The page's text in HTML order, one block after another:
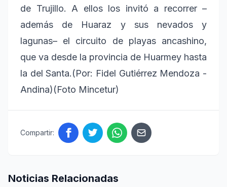
de Trujillo. A ellos los invitó a recorrer –
además de Huaraz y sus nevados y
lagunas– el circuito de playas ancashino,
que va desde la provincia de Huarmey hasta
la del Santa.(Por: Fidel Gutiérrez Mendoza -
Andina)(Foto Mincetur)
Compartir:
Noticias Relacionadas